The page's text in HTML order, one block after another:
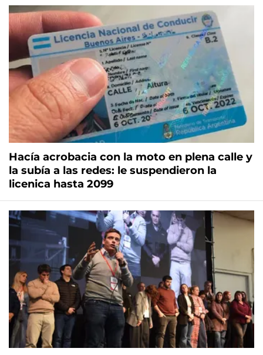
Hacía acrobacia con la moto en plena calle y
la subía a las redes: le suspendieron la
licenica hasta 2099